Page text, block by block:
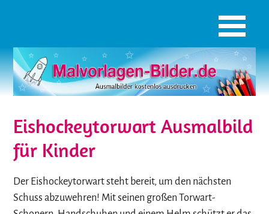
Eishockeytorwart Ausmalbild
für Kinder
Der Eishockeytorwart steht bereit, um den nächsten
Schuss abzuwehren! Mit seinen großen Torwart-